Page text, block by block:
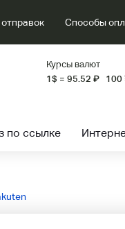
Способы
Курсы валют
1$ = 95.52 ₽ 100
по ссылке